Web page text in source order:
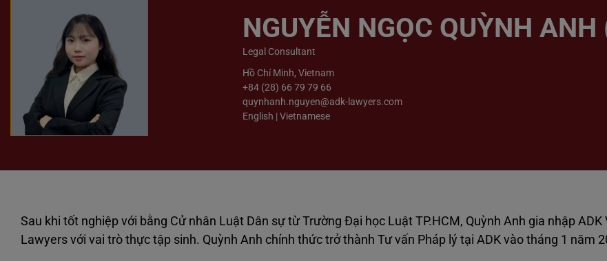
NGUYỄN NGỌC QUỲNH
Legal Consultant
Hồ Chí Minh, Vietnam
+84 (28) 66 79 79 66
quynhanh.nguyen@adk-lawyers.com
English | Vietnamese
Sau khi tốt nghiệp với bằng Cử nhân Luật Dân sự từ Trường Đại học Luật TP.HCM, Quỳnh Anh gia nhập ADK
Lawyers với vai trò thực tập sinh. Quỳnh Anh chính thức trở thành Tư vấn Pháp lý tại ADK vào tháng 1 năm